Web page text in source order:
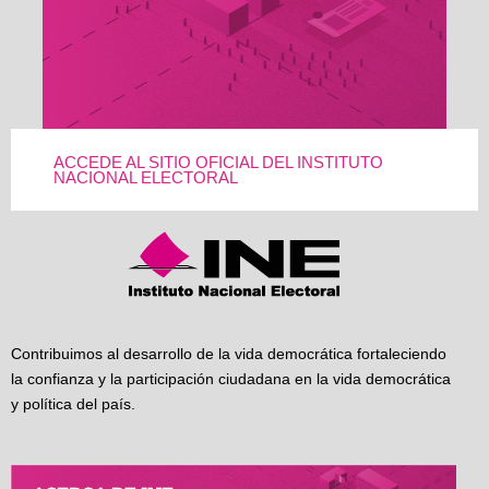
ACCEDE AL SITIO OFICIAL DEL INSTITUTO
NACIONAL ELECTORAL
Contribuimos al desarrollo de la vida democrática fortaleciendo
la confianza y la participación ciudadana en la vida democrática
y política del país.